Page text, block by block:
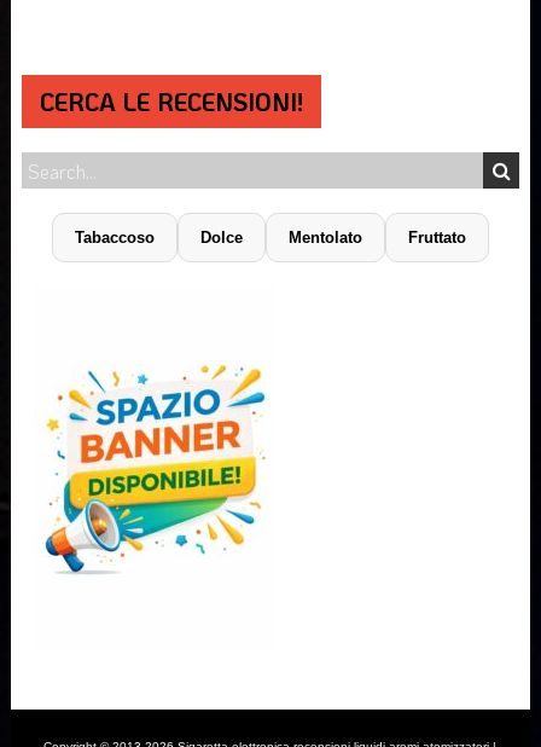
CERCA LE RECENSIONI!
Tabaccoso Dolce Mentolato Fruttato